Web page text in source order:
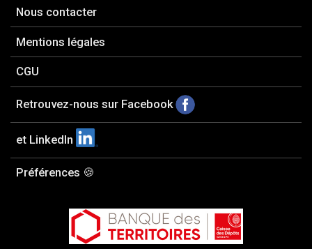
Nous contacter
Mentions légales
CGU
Retrouvez-nous sur Facebook
et LinkedIn
Préférences 🍪